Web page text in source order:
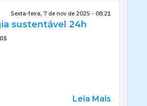
Sexta-feira, 7 de nov de 2025 - 08:21
sustentável 24h
Leia Mais